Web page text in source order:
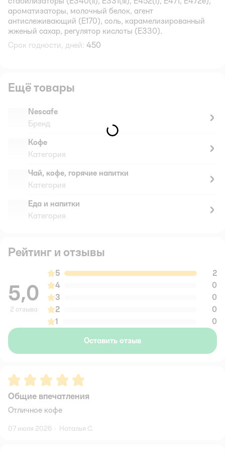
ароматизаторы, молочный белок, агент
антислеживающий (E170), соль, карамелизированный
жженый сахар, регулятор кислоты (E330).
Срок годности, дней: 450
Ещё товары
Nescafe
Бренд
Кофе
Категория
Чай, кофе, горячие напитки
Категория
Еда и напитки
Категория
Рейтинг и отзывы
5,0
2 отзыва
5
2
4
0
3
0
2
0
1
0
Оставить отзыв
Рейтинг:5
Общие впечатления
Отличное кофе
07 июля 2026 · Наталья С.